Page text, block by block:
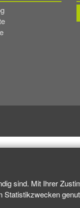
sind. Mit Ihrer